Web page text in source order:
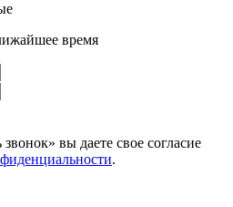
время
вы даете свое согласие
.